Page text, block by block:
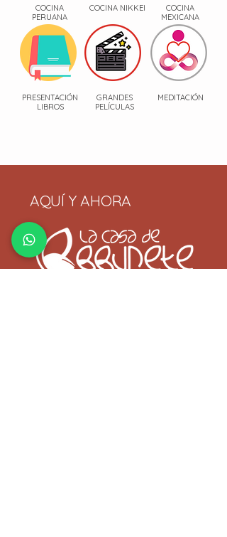
COCINA
PERUANA
COCINA NIKKEI
COCINA
MEXICANA
PRESENTACIÓN
LIBROS
GRANDES
PELÍCULAS
MEDITACIÓN
AQUÍ Y AHORA